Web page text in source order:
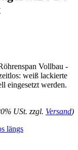
Vollbau -
weiß lackierte
eingesetzt werden.
USt. zzgl. Versand)
längs